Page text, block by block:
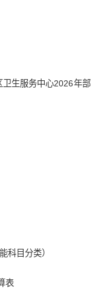
生服务中心2026年部
科目分类）
表